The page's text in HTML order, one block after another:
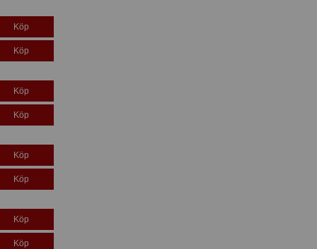
Köp
Köp
Köp
Köp
Köp
Köp
Köp
Köp